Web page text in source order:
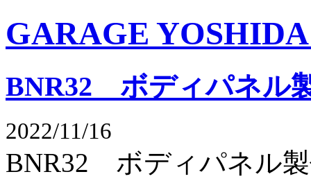
GARAGE
BNR32 ボディパネル
2022/11/16
BNR32 ボディパネル